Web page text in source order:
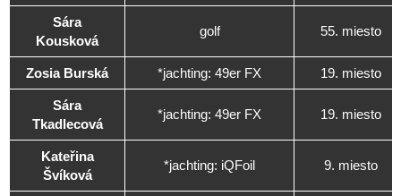
Sára
Kousková
golf 55. miesto
Zosia Burská *jachting: 49er FX 19. miesto
Sára
Tkadlecová
*jachting: 49er FX 19. miesto
Kateřina
Švíková
*jachting: iQFoil 9. miesto